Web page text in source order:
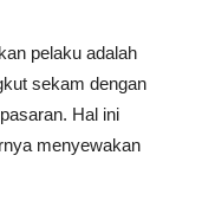
pelaku adalah
sekam dengan
Hal ini
menyewakan